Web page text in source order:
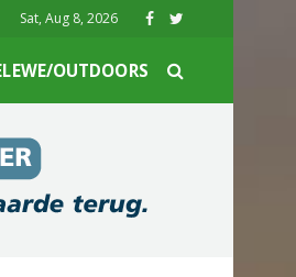
Sat, Aug 8, 2026
OUTDOORS